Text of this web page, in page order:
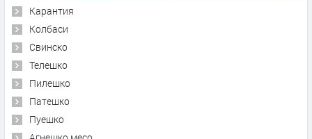
Карантия
Колбаси
Свинско
Телешко
Пилешко
Патешко
Пуешко